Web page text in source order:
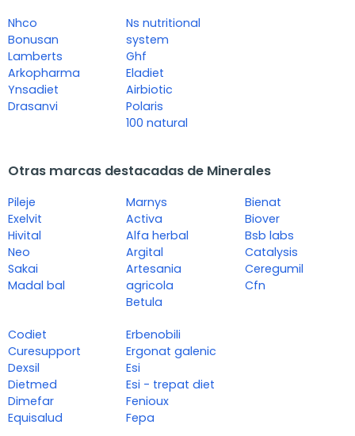
Nhco
Bonusan
Lamberts
Arkopharma
Ynsadiet
Drasanvi
Ns nutritional
system
Ghf
Eladiet
Airbiotic
Polaris
100 natural
Otras marcas destacadas de Minerales
Pileje
Exelvit
Hivital
Neo
Sakai
Madal bal
Marnys
Activa
Alfa herbal
Argital
Artesania
agricola
Betula
Bienat
Biover
Bsb labs
Catalysis
Ceregumil
Cfn
Codiet
Curesupport
Dexsil
Dietmed
Dimefar
Equisalud
Erbenobili
Ergonat galenic
Esi
Esi - trepat diet
Fenioux
Fepa